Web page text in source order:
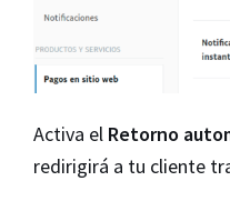
Activa el Retorno
redirigirá a tu cliente